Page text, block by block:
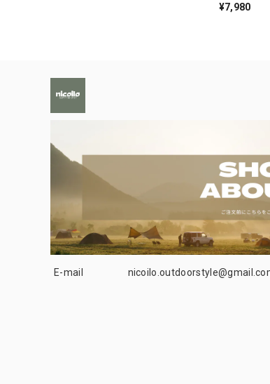
¥7,980
E-mail